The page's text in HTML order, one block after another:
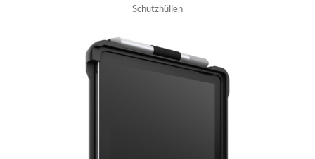
Schutzhüllen